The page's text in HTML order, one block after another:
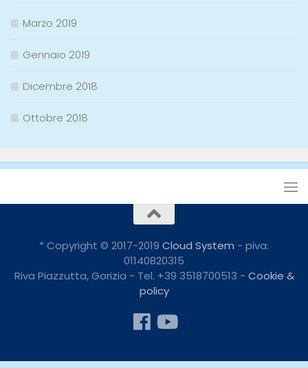
Marzo 2019
Gennaio 2019
Dicembre 2018
Ottobre 2018
* Copyright © 2017-2019 Cloud System - piva:
01140820315
Riva Piazzutta, Gorizia - Tel. +39 3518700513 - Cookie &
policy